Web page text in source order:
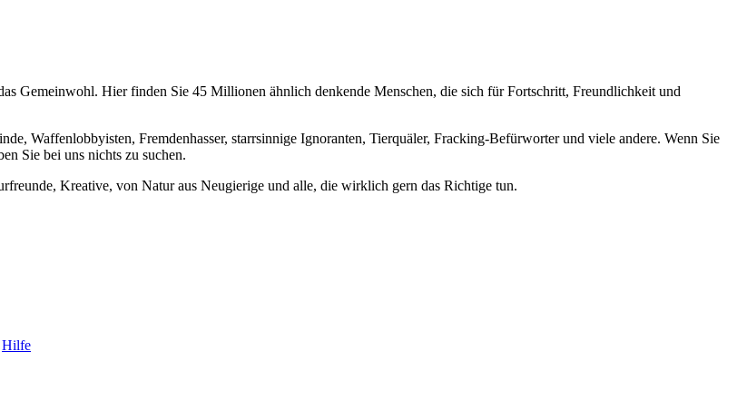
Gemeinwohl. Hier finden Sie 45 Millionen ähnlich denkende Menschen, die sich für Fortschritt, Freundlichkeit und
Waffenlobbyisten, Fremdenhasser, starrsinnige Ignoranten, Tierquäler, Fracking-Befürworter und viele andere. Wenn Sie
Sie bei uns nichts zu suchen.
Kreative, von Natur aus Neugierige und alle, die wirklich gern das Richtige tun.
Hilfe